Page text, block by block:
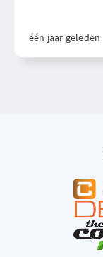
één jaar geleden